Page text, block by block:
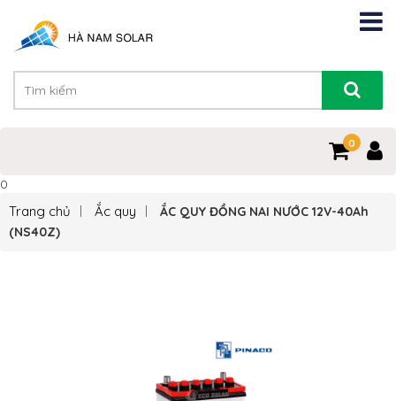
0
0
Trang chủ Ắc quy
ẮC QUY ĐỒNG NAI NƯỚC 12V-40Ah
(NS40Z)